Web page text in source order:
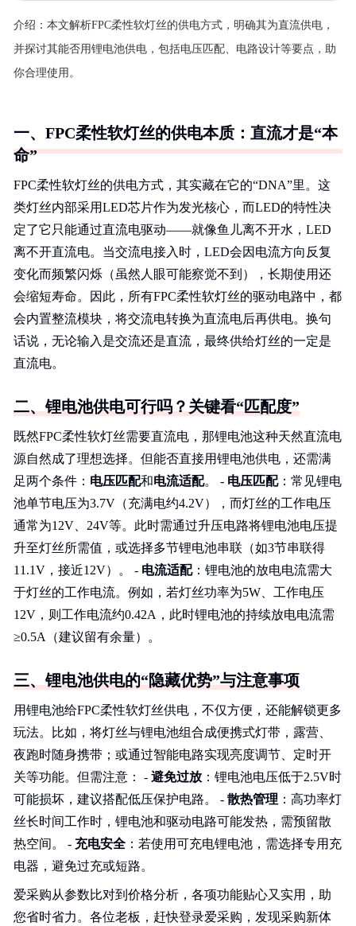
介绍： 本文解析FPC柔性软灯丝的供电方式，明确其为直流供电，
并探讨其能否用锂电池供电，包括电压匹配、电路设计等要点，助
你合理使用。
一、FPC柔性软灯丝的供电本质：直流才是“本
命”
FPC柔性软灯丝的供电方式，其实藏在它的“DNA”里。这
类灯丝内部采用LED芯片作为发光核心，而LED的特性决
定了它只能通过直流电驱动——就像鱼儿离不开水，LED
离不开直流电。当交流电接入时，LED会因电流方向反复
变化而频繁闪烁（虽然人眼可能察觉不到），长期使用还
会缩短寿命。因此，所有FPC柔性软灯丝的驱动电路中，都
会内置整流模块，将交流电转换为直流电后再供电。换句
话说，无论输入是交流还是直流，最终供给灯丝的一定是
直流电。
二、锂电池供电可行吗？关键看“匹配度”
既然FPC柔性软灯丝需要直流电，那锂电池这种天然直流电
源自然成了理想选择。但能否直接用锂电池供电，还需满
足两个条件： 电压匹配和电流适配。 - 电压匹配：常见锂电
池单节电压为3.7V（充满电约4.2V），而灯丝的工作电压
通常为12V、24V等。此时需通过升压电路将锂电池电压提
升至灯丝所需值，或选择多节锂电池串联（如3节串联得
11.1V，接近12V）。 - 电流适配：锂电池的放电电流需大
于灯丝的工作电流。例如，若灯丝功率为5W、工作电压
12V，则工作电流约0.42A，此时锂电池的持续放电电流需
≥0.5A（建议留有余量）。
三、锂电池供电的“隐藏优势”与注意事项
用锂电池给FPC柔性软灯丝供电，不仅方便，还能解锁更多
玩法。比如，将灯丝与锂电池组合成便携式灯带，露营、
夜跑时随身携带；或通过智能电路实现亮度调节、定时开
关等功能。但需注意： - 避免过放 ：锂电池电压低于2.5V时
可能损坏，建议搭配低压保护电路。 - 散热管理 ：高功率灯
丝长时间工作时，锂电池和驱动电路可能发热，需预留散
热空间。 - 充电安全 ：若使用可充电锂电池，需选择专用充
电器，避免过充或短路。
爱采购从参数比对到价格分析，各项功能贴心又实用，助
您省时省力。各位老板，赶快登录爱采购，发现采购新体